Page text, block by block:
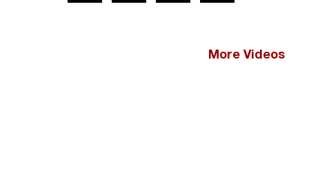
More Videos